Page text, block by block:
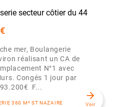
secteur côtier du 44
mer, Boulangerie
réalisant un CA de
N°1 avec
Congés 1 jour par
F...
360 M² ST NAZAIRE
arrow_forward
Voir